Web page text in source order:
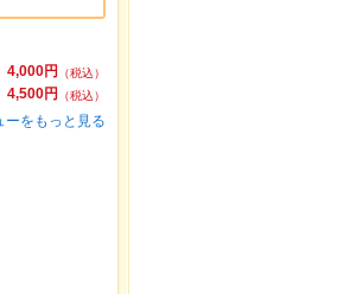
4,000円
（税込）
4,500円
（税込）
ーをもっと見る